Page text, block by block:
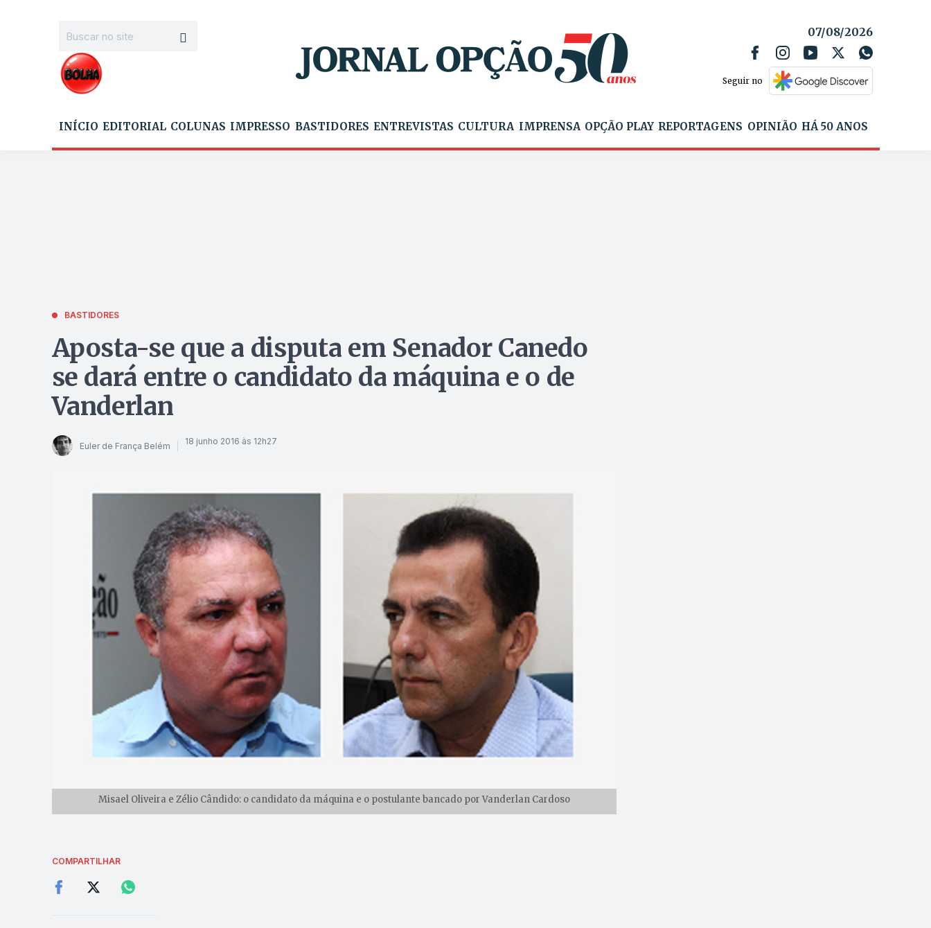
07/08/2026
Seguir no
INÍCIO EDITORIAL COLUNAS IMPRESSO BASTIDORES ENTREVISTAS CULTURA IMPRENSA OPÇÃO PLAY REPORTAGENS OPINIÃO HÁ 50 ANOS
BASTIDORES
Aposta-se que a disputa em Senador Canedo
se dará entre o candidato da máquina e o de
Vanderlan
Euler de França Belém 18 junho 2016 às 12h27
Misael Oliveira e Zélio Cândido: o candidato da máquina e o postulante bancado por Vanderlan Cardoso
COMPARTILHAR